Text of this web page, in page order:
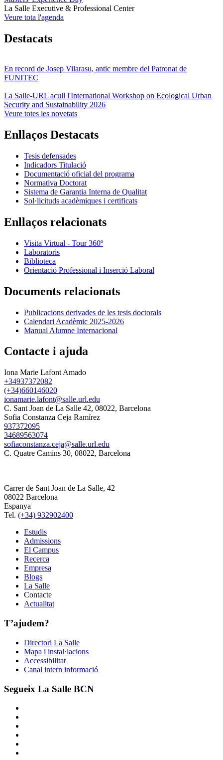
La Salle Executive & Professional Center
Veure tota l'agenda
Destacats
En record de Josep Vilarasu, antic membre del Patronat de
FUNITEC
La Salle-URL acull l'International Workshop on Ecological Urban
Security and Sustainability 2026
Veure totes les novetats
Enllaços Destacats
Tesis defensades
Indicadors Titulació
Documentació oficial del programa
Normativa Doctorat
Sistema de Garantia Interna de Qualitat
Sol·licituds acadèmiques i certificats
Enllaços relacionats
Visita Virtual - Tour 360º
Laboratoris
Biblioteca
Orientació Professional i Inserció Laboral
Documents relacionats
Publicacions derivades de les tesis doctorals
Calendari Acadèmic 2025-2026
Manual Alumne Internacional
Contacte i ajuda
Iona Marie Lafont Amado
+34937372082
(+34)660146020
ionamarie.lafont@salle.url.edu
C. Sant Joan de La Salle 42, 08022, Barcelona
Sofia Constanza Ceja Ramírez
937372095
34689563074
sofiaconstanza.ceja@salle.url.edu
C. Quatre Camins 30, 08022, Barcelona
Carrer de Sant Joan de La Salle, 42
08022 Barcelona
Espanya
Tel. (+34) 932902400
Estudis
Admissions
El Campus
Recerca
Empresa
Blogs
La Salle
Contacte
Actualitat
T’ajudem?
Directori La Salle
Mapa i instal·lacions
Accessibilitat
Canal intern informació
Segueix La Salle BCN